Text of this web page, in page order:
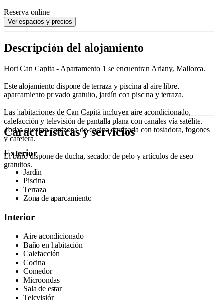
Reserva online
Ver espacios y precios
Descripción del alojamiento
Hort Can Capita - Apartamento 1 se encuentran Ariany, Mallorca.
Este alojamiento dispone de terraza y piscina al aire libre,
aparcamiento privado gratuito, jardín con piscina y terraza.
Las habitaciones de Can Capità incluyen aire acondicionado,
calefacción y televisión de pantalla plana con canales vía satélite.
Todas cuentan con zona de cocina equipada con tostadora, fogones
y cafetera.
El baño dispone de ducha, secador de pelo y artículos de aseo
gratuitos.
Características y servicios
Exterior
Jardín
Piscina
Terraza
Zona de aparcamiento
Interior
Aire acondicionado
Baño en habitación
Calefacción
Cocina
Comedor
Microondas
Sala de estar
Televisión